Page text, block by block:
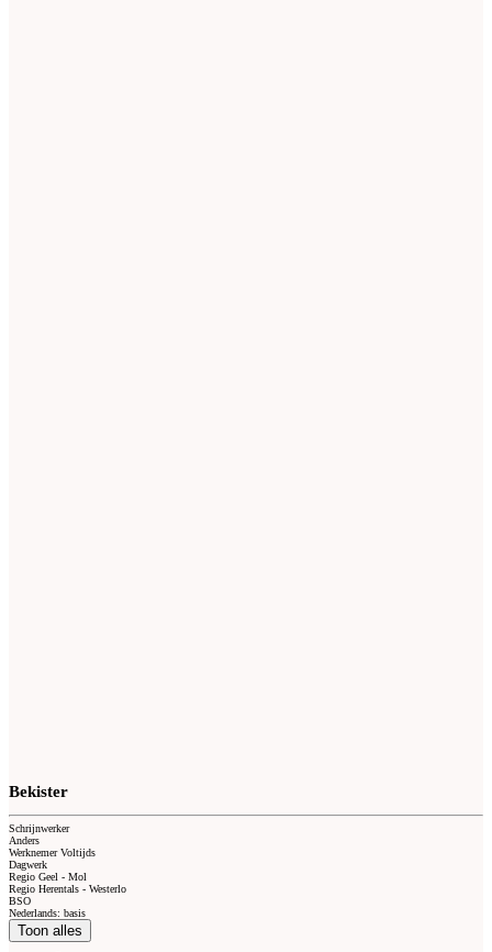
Bekister
Schrijnwerker
Anders
Werknemer Voltijds
Dagwerk
Regio Geel - Mol
Regio Herentals - Westerlo
BSO
Nederlands: basis
Toon alles